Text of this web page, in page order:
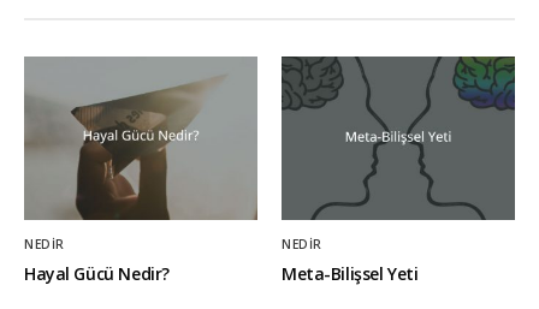
NEDIR
Hayal Gücü Nedir?
NEDIR
Meta-Bilişsel Yeti